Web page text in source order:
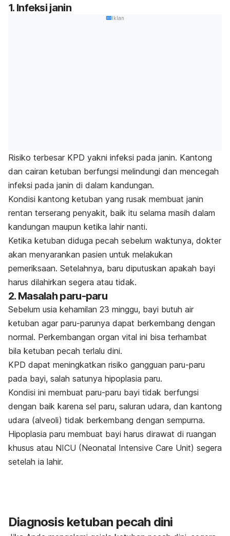
1. Infeksi janin
Iklan
Risiko terbesar KPD yakni infeksi pada janin. Kantong
dan cairan ketuban berfungsi melindungi dan mencegah
infeksi pada janin di dalam kandungan.
Kondisi kantong ketuban yang rusak membuat janin
rentan terserang penyakit, baik itu selama masih dalam
kandungan maupun ketika lahir nanti.
Ketika ketuban diduga pecah sebelum waktunya, dokter
akan menyarankan pasien untuk melakukan
pemeriksaan. Setelahnya, baru diputuskan apakah bayi
harus dilahirkan segera atau tidak.
2. Masalah paru-paru
Sebelum usia kehamilan 23 minggu, bayi butuh air
ketuban agar paru-parunya dapat berkembang dengan
normal. Perkembangan organ vital ini bisa terhambat
bila ketuban pecah terlalu dini.
KPD dapat meningkatkan risiko gangguan paru-paru
pada bayi, salah satunya hipoplasia paru.
Kondisi ini membuat paru-paru bayi tidak berfungsi
dengan baik karena sel paru, saluran udara, dan kantong
udara (alveoli) tidak berkembang dengan sempurna.
Hipoplasia paru membuat bayi harus dirawat di ruangan
khusus atau NICU (Neonatal Intensive Care Unit) segera
setelah ia lahir.
Diagnosis ketuban pecah dini